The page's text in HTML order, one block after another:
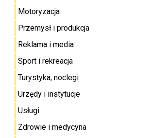
Motoryzacja
Przemysł i produkcja
Reklama i media
Sport i rekreacja
Turystyka, noclegi
Urzędy i instytucje
Usługi
Zdrowie i medycyna